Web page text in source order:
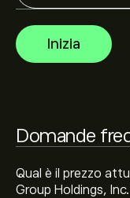
Inizia
Domande
Qual è il prezzo
Group Holdings,
Gli analisti offrono
Group Holdings,
rapporti finanziari
Sulla base delle
negli ultimi 3 mesi,